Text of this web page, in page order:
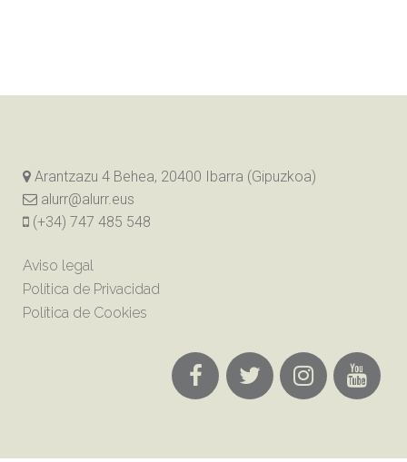
Arantzazu 4 Behea, 20400 Ibarra (Gipuzkoa)
alurr@alurr.eus
(+34) 747 485 548
Aviso legal
Política de Privacidad
Política de Cookies